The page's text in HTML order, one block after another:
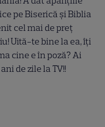
pe Biserică și Biblia
cel mai de preț
Uită-te bine la ea, îți
cine e în poză? Ai
de zile la TV!!